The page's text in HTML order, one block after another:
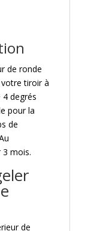
de ronde
tiroir à
degrés
pour la
de
3 mois.
de